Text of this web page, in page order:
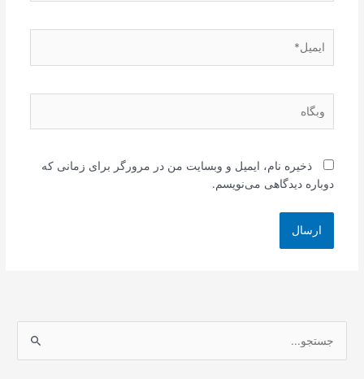
ذخیره نام، ایمیل و وبسایت من در مرورگر برای زمانی که
دوباره دیدگاهی می‌نویسم.